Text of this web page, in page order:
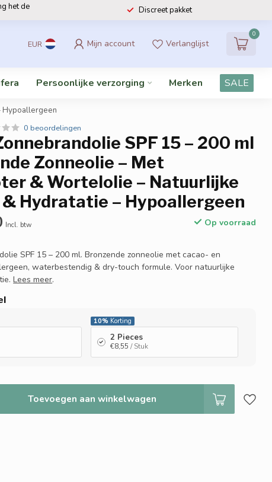
het de Discreet pakket
EUR Mijn account Verlanglijst
0
Persoonlijke verzorging Merken SALE
Hypoallergeen
0 beoordelingen
SPF 15 – 200 ml
Zonneolie – Met
& Wortelolie – Natuurlijke
Hydratatie – Hypoallergeen
Incl. btw Op voorraad
SPF 15 – 200 ml. Bronzende zonneolie met cacao- en
waterbestendig & dry-touch formule. Voor natuurlijke
Lees meer.
10% Korting
2 Pieces
€8,55 / Stuk
Toevoegen aan winkelwagen